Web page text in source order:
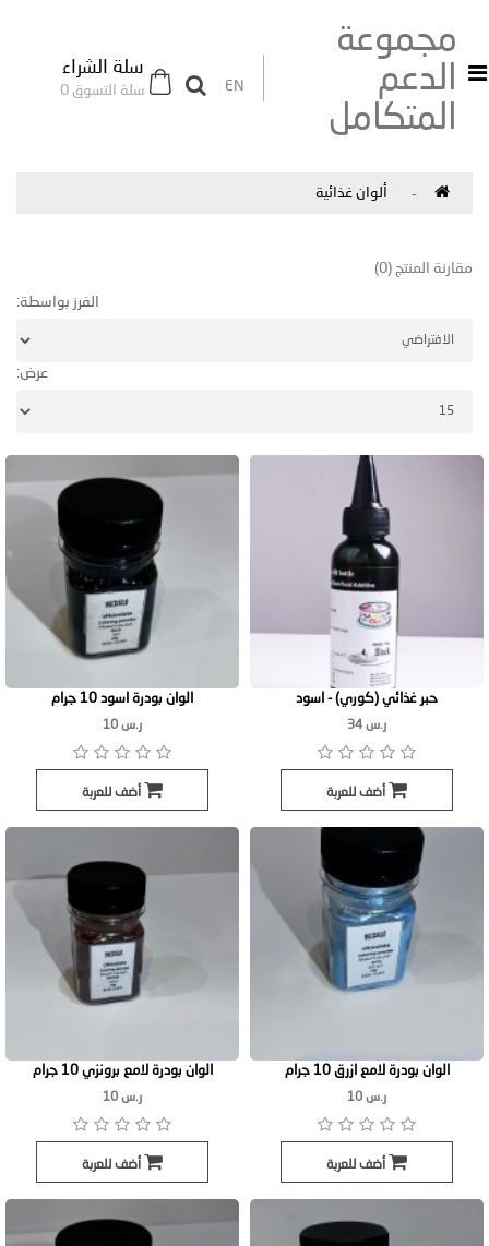
مجموعة
الدعم
المتكامل
EN
سلة الشراء
ألوان غذائية
مقارنة المنتج (0)
الفرز بواسطة:
عرض:
حبر غذائي (كوري) - اسود
ر.س 34
الوان بودرة اسود 10 جرام
ر.س 10
الوان بودرة لامع ازرق 10 جرام
ر.س 10
الوان بودرة لامع برونزي 10 جرام
ر.س 10